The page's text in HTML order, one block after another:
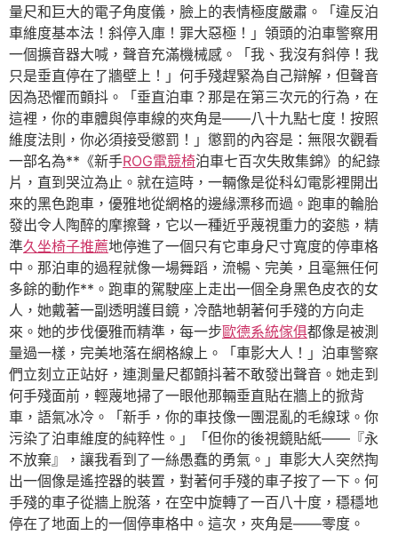
量尺和巨大的電子角度儀，臉上的表情極度嚴肅。「違反泊
車維度基本法！斜停入庫！罪大惡極！」領頭的泊車警察用
一個擴音器大喊，聲音充滿機械感。「我、我沒有斜停！我
只是垂直停在了牆壁上！」何手殘趕緊為自己辯解，但聲音
因為恐懼而顫抖。「垂直泊車？那是在第三次元的行為，在
這裡，你的車體與停車線的夾角是——八十九點七度！按照
維度法則，你必須接受懲罰！」懲罰的內容是：無限次觀看
一部名為**《新手ROG電競椅泊車七百次失敗集錦》的紀錄
片，直到哭泣為止。就在這時，一輛像是從科幻電影裡開出
來的黑色跑車，優雅地從網格的邊緣漂移而過。跑車的輪胎
發出令人陶醉的摩擦聲，它以一種近乎蔑視重力的姿態，精
準久坐椅子推薦地停進了一個只有它車身尺寸寬度的停車格
中。那泊車的過程就像一場舞蹈，流暢、完美，且毫無任何
多餘的動作**。跑車的駕駛座上走出一個全身黑色皮衣的女
人，她戴著一副透明護目鏡，冷酷地朝著何手殘的方向走
來。她的步伐優雅而精準，每一步歐德系統傢俱都像是被測
量過一樣，完美地落在網格線上。「車影大人！」泊車警察
們立刻立正站好，連測量尺都顫抖著不敢發出聲音。她走到
何手殘面前，輕蔑地掃了一眼他那輛垂直貼在牆上的掀背
車，語氣冰冷。「新手，你的車技像一團混亂的毛線球。你
污染了泊車維度的純粹性。」「但你的後視鏡貼紙——『永
不放棄』，讓我看到了一絲愚蠢的勇氣。」車影大人突然掏
出一個像是遙控器的裝置，對著何手殘的車子按了一下。何
手殘的車子從牆上脫落，在空中旋轉了一百八十度，穩穩地
停在了地面上的一個停車格中。這次，夾角是——零度。